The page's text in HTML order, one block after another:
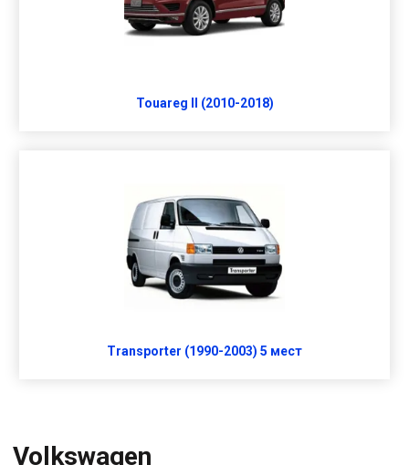
Touareg II (2010-2018)
Transporter (1990-2003) 5 мест
Volkswagen